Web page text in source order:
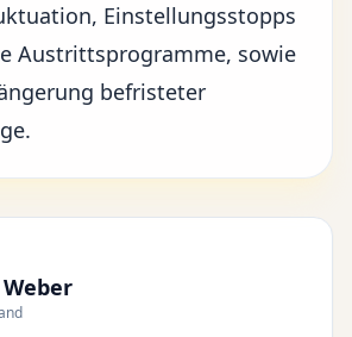
Einstellungsstopps
Austrittsprogramme, sowie
befristeter
Weber